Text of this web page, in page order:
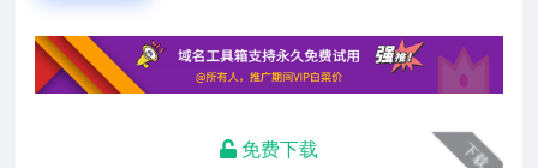
下载
免费下载